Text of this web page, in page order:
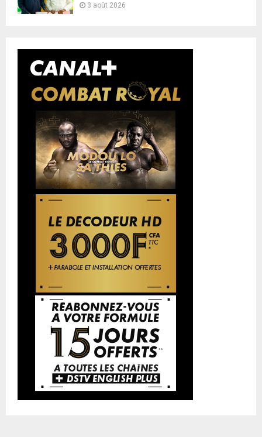
3 août 2026